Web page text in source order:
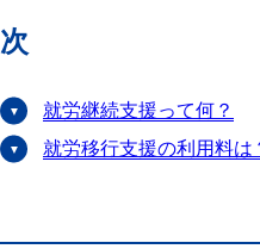
就労継続支援って何？
就労移行支援の利用料は